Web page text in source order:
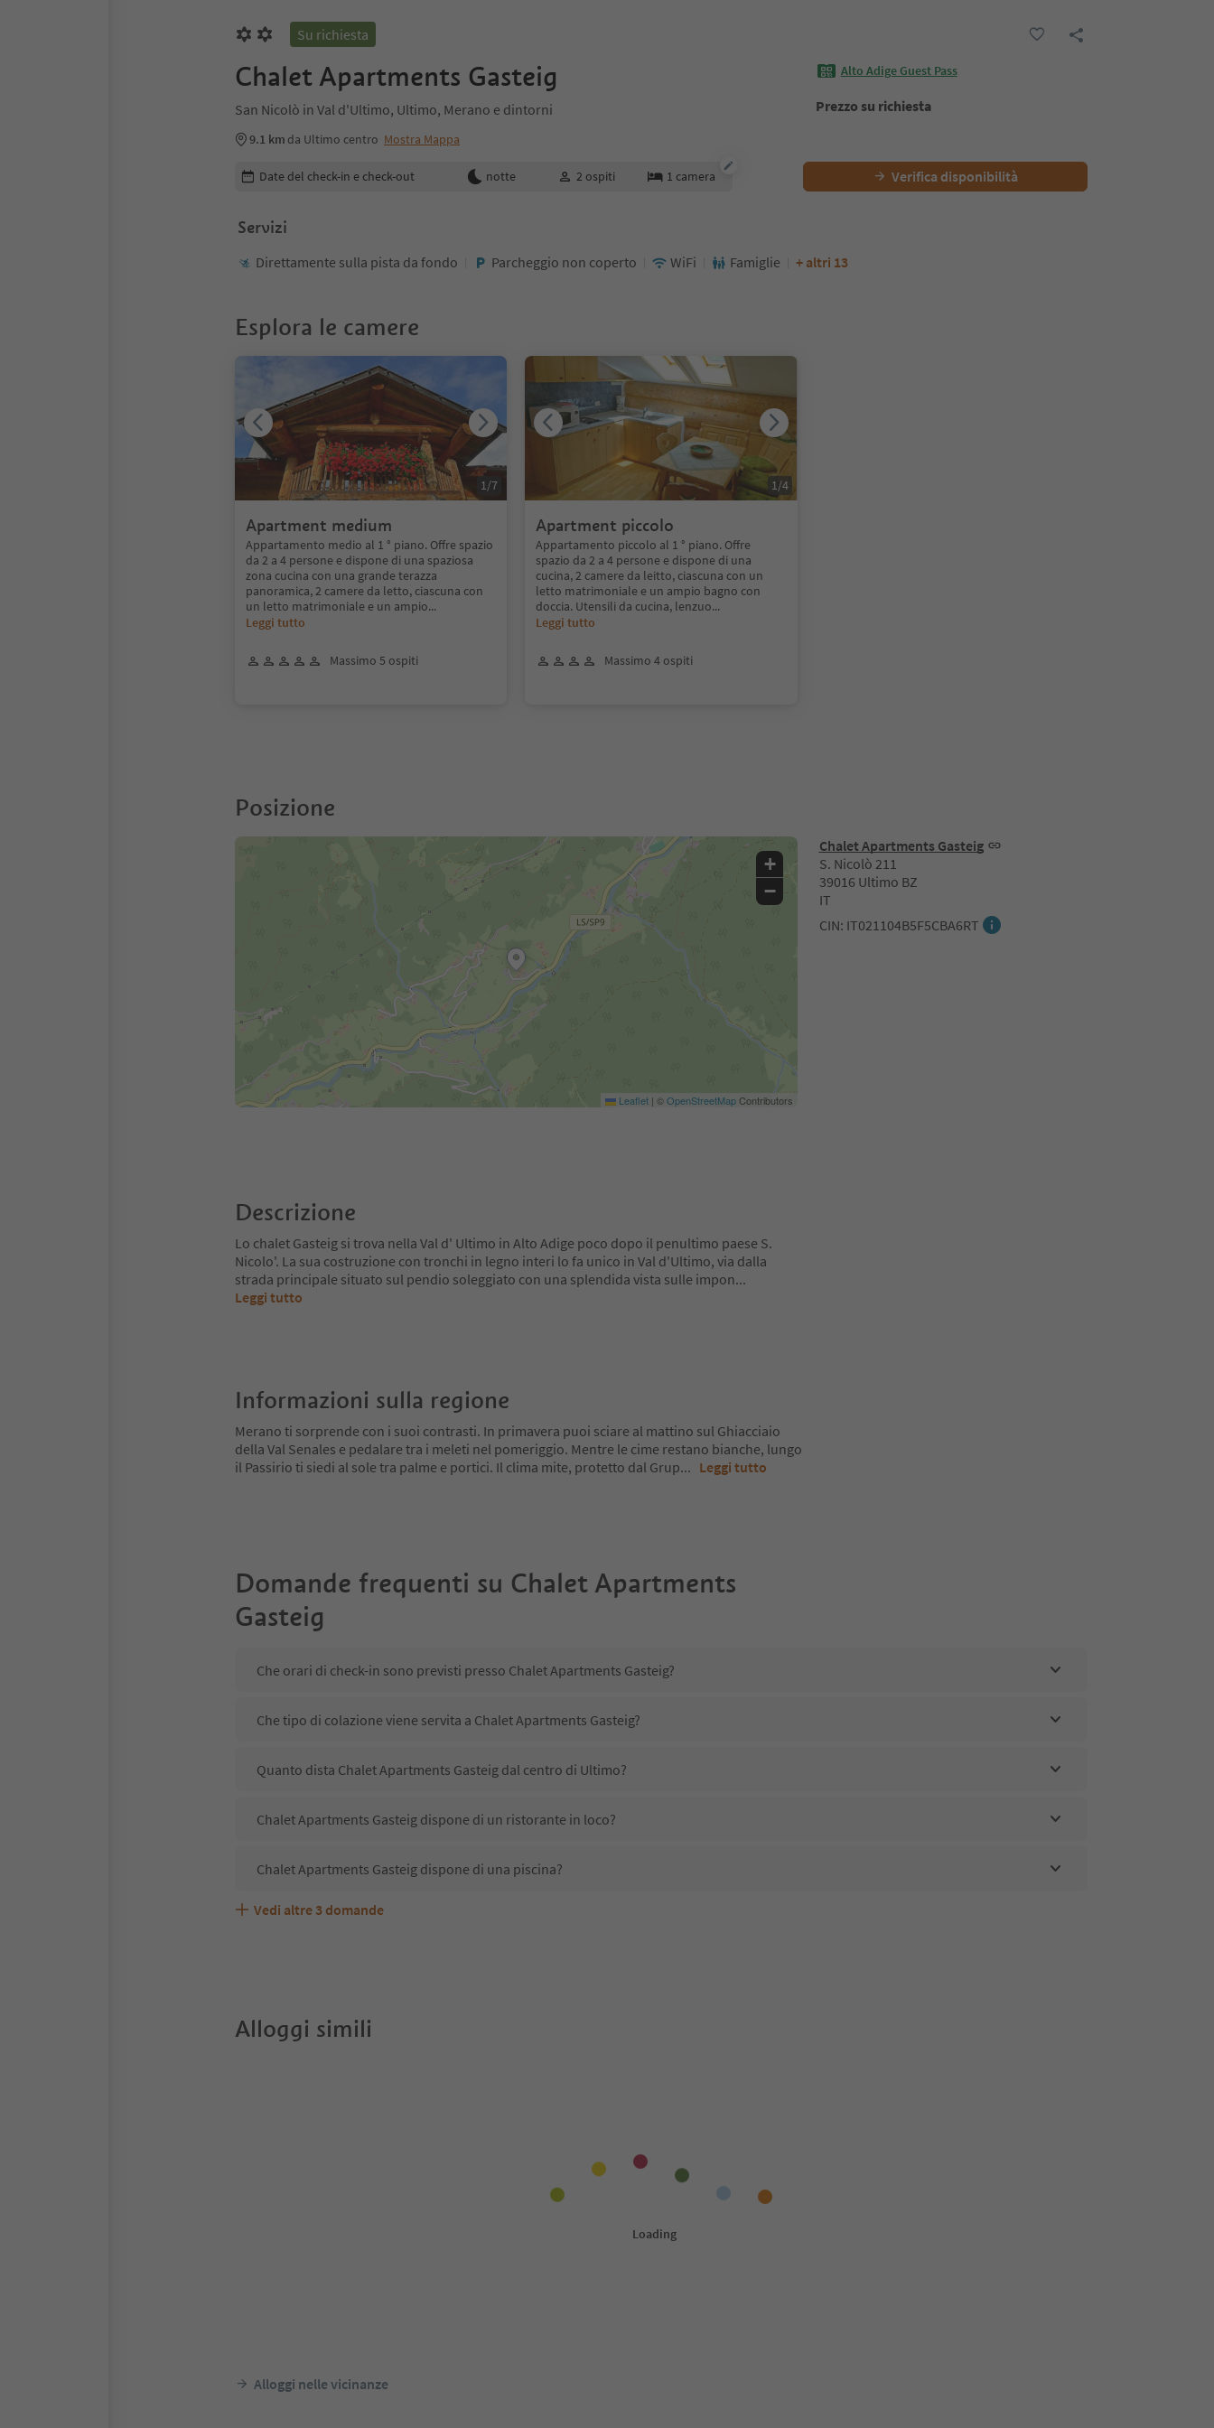
Su richiesta
Chalet Apartments Gasteig
San Nicolò in Val d'Ultimo, Ultimo, Merano e dintorni
9.1 km da Ultimo centro Mostra Mappa
Alto Adige Guest Pass
Prezzo su richiesta
Modifica i dettagli della prenotazione
Date del check-in e check-out notte 2 ospiti 1 camera Verifica disponibilità
Servizi
Direttamente sulla pista da fondo Parcheggio non coperto WiFi Famiglie + altri 13
Esplora le camere
Apartment medium
Appartamento medio al 1 ° piano. Offre spazio
da 2 a 4 persone e dispone di una spaziosa
zona cucina con una grande terazza
panoramica, 2 camere da letto, ciascuna con
un letto matrimoniale e un ampio...
Leggi tutto
Massimo 5 ospiti
1/7
Apartment piccolo
Appartamento piccolo al 1 ° piano. Offre
spazio da 2 a 4 persone e dispone di una
cucina, 2 camere da leitto, ciascuna con un
letto matrimoniale e un ampio bagno con
doccia. Utensili da cucina, lenzuo...
Leggi tutto
Massimo 4 ospiti
1/4
Posizione
Chalet Apartments Gasteig
S. Nicolò 211
39016 Ultimo BZ
IT
CIN: IT021104B5F5CBA6RT
+
−
Leaflet | ©OpenStreetMapContributors
Descrizione
Lo chalet Gasteig si trova nella Val d' Ultimo in Alto Adige poco dopo il penultimo paese S.
Nicolo'. La sua costruzione con tronchi in legno interi lo fa unico in Val d'Ultimo, via dalla
strada principale situato sul pendio soleggiato con una splendida vista sulle impon...
Leggi tutto
Informazioni sulla regione
Merano ti sorprende con i suoi contrasti. In primavera puoi sciare al mattino sul Ghiacciaio
della Val Senales e pedalare tra i meleti nel pomeriggio. Mentre le cime restano bianche, lungo
il Passirio ti siedi al sole tra palme e portici. Il clima mite, protetto dal Grup... Leggi tutto
Domande frequenti su Chalet Apartments
Gasteig
Che orari di check-in sono previsti presso Chalet Apartments Gasteig?
Che tipo di colazione viene servita a Chalet Apartments Gasteig?
Quanto dista Chalet Apartments Gasteig dal centro di Ultimo?
Chalet Apartments Gasteig dispone di un ristorante in loco?
Chalet Apartments Gasteig dispone di una piscina?
Chalet Apartments Gasteig accetta animali domestici?
Quali servizi/attività sono disponibili presso Chalet Apartments Gasteig?
Gli ospiti di Chalet Apartments Gasteig ricevono l'Alto Adige Guest Pass?
Vedi altre 3 domande
Alloggi simili
Alloggi nelle vicinanze